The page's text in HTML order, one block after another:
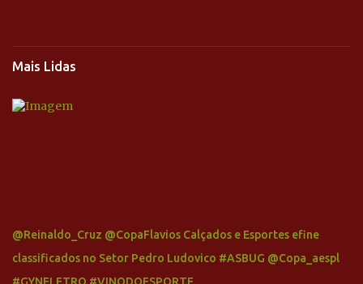
Mais Lidas
@Reinaldo_Cruz @CopaFlavios Calçados e Esportes efine
classificados no Setor Pedro Ludovico #ASBUG @Copa_aespl